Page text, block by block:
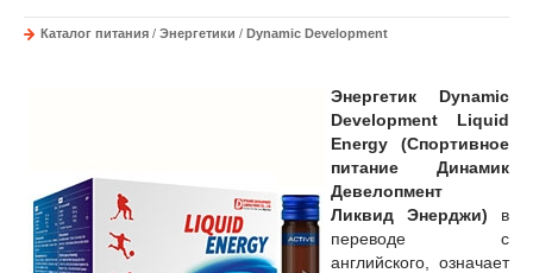
Каталог питания / Энергетики / Dynamic Development
Энергетик Dynamic
Development Liquid
Energy (Спортивное
питание Динамик
Девелопмент
Ликвид Энерджи) в
переводе с
английского, означает